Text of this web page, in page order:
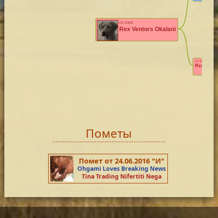
CH SWE
Rex Ventors Okalani
CH SWE NOR FIN
Rex
Пометы
Помет от 24.06.2016 "И"
Ohgami Loves Breaking News
Tina Trading Nifertiti Nega